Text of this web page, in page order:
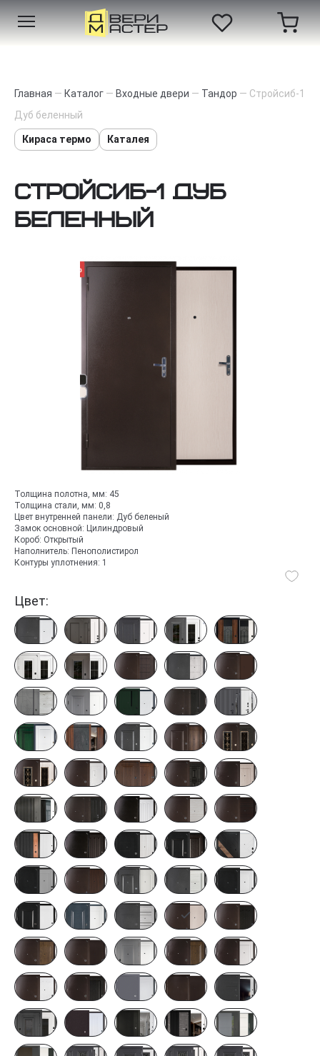
Главная — Каталог — Входные двери — Тандор — Стройсиб-1
Дуб беленный
Кираса термо Каталея
Стройсиб-1 Дуб
беленный
Толщина полотна, мм: 45
Толщина стали, мм: 0,8
Цвет внутренней панели: Дуб беленый
Замок основной: Цилиндровый
Короб: Открытый
Наполнитель: Пенополистирол
Контуры уплотнения: 1
Цвет: